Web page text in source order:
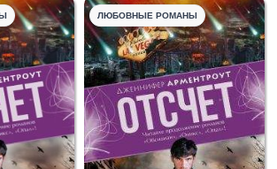
ЛЮБОВНЫЕ РОМАНЫ